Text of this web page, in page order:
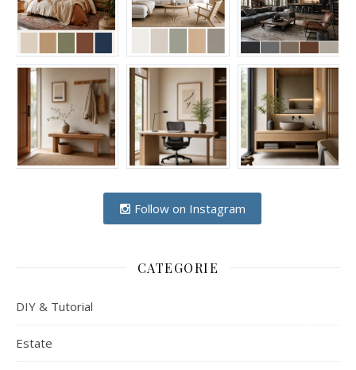
Follow on Instagram
CATEGORIE
DIY & Tutorial
Estate